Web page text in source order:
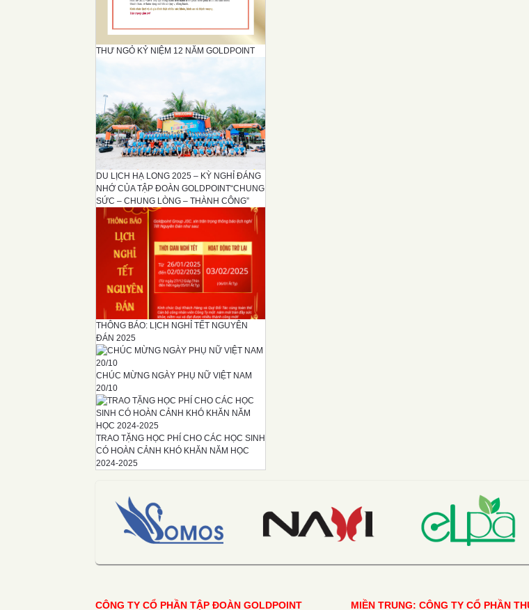
THƯ NGỎ KỶ NIỆM 12 NĂM GOLDPOINT
DU LỊCH HẠ LONG 2025 – KỲ NGHỈ ĐÁNG
NHỚ CỦA TẬP ĐOÀN GOLDPOINT“CHUNG
SỨC – CHUNG LÒNG – THÀNH CÔNG”
THÔNG BÁO: LỊCH NGHỈ TẾT NGUYÊN
ĐÁN 2025
CHÚC MỪNG NGÀY PHỤ NỮ VIỆT NAM
20/10
TRAO TẶNG HỌC PHÍ CHO CÁC HỌC SINH
CÓ HOÀN CẢNH KHÓ KHĂN NĂM HỌC
2024-2025
CÔNG TY CỔ PHẦN TẬP ĐOÀN GOLDPOINT MIỀN TRUNG: CÔNG TY CỔ PHẦN